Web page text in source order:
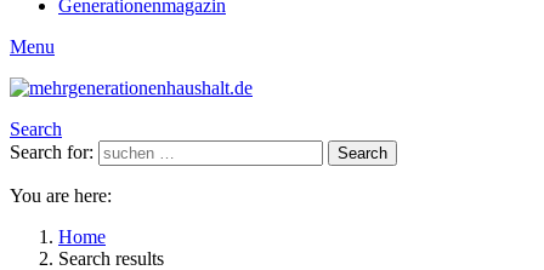
Generationenmagazin
Menu
Search
Search for:
Search
You are here:
Home
Search results